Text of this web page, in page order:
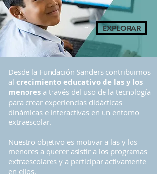
EXPLORAR
Desde la Fundación Sanders contribuimos
al crecimiento educativo de las y los
menores a través del uso de la tecnología
para crear experiencias didácticas
dinámicas e interactivas en un entorno
extraescolar.
Nuestro objetivo es motivar a las y los
menores a querer asistir a los programas
extraescolares y a participar activamente
en ellos.